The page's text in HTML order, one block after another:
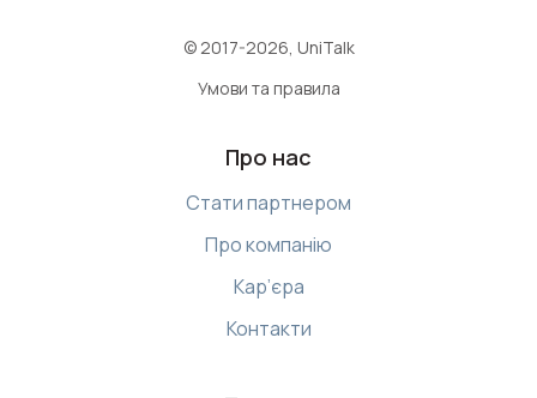
© 2017-2026, UniTalk
Умови та правила
Про нас
Стати партнером
Про компанію
Кар’єра
Контакти